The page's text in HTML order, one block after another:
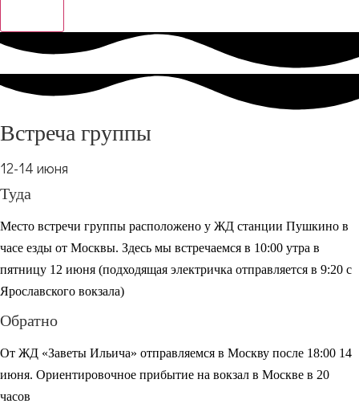
Встреча группы
12-14 июня
Туда
Место встречи группы расположено у ЖД станции Пушкино в
часе езды от Москвы. Здесь мы встречаемся в 10:00 утра в
пятницу 12 июня (подходящая электричка отправляется в 9:20 с
Ярославского вокзала)
Обратно
От ЖД «Заветы Ильича» отправляемся в Москву после 18:00 14
июня. Ориентировочное прибытие на вокзал в Москве в 20
часов